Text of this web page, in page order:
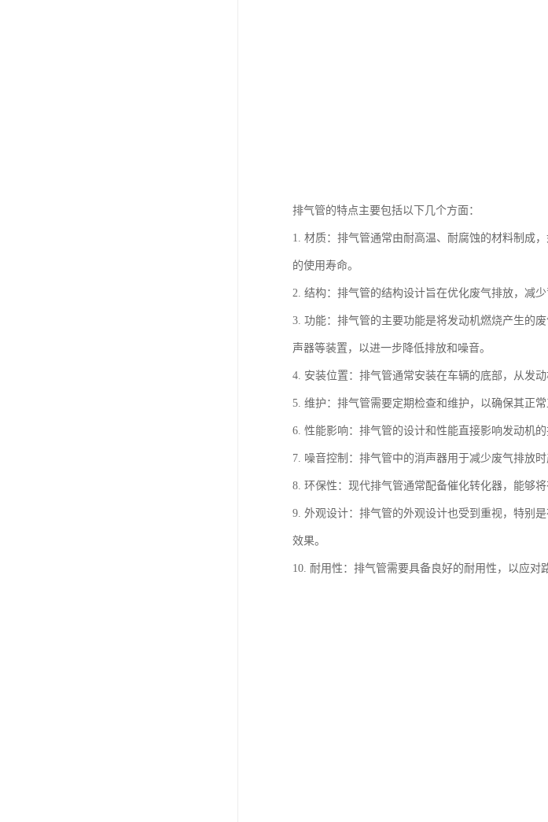
排气管的特点主要包括以下几个方面：
1. 材质：排气管通常由耐高温、耐腐蚀的材料制成
的使用寿命。
2. 结构：排气管的结构设计旨在优化废气排放，减
3. 功能：排气管的主要功能是将发动机燃烧产生的
声器等装置，以进一步降低排放和噪音。
4. 安装位置：排气管通常安装在车辆的底部，从发
5. 维护：排气管需要定期检查和维护，以确保其正
6. 性能影响：排气管的设计和性能直接影响发动机
7. 噪音控制：排气管中的消声器用于减少废气排放
8. 环保性：现代排气管通常配备催化转化器，能够
9. 外观设计：排气管的外观设计也受到重视，特别
效果。
10. 耐用性：排气管需要具备良好的耐用性，以应对